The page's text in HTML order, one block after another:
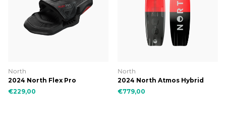
North
2024 North Flex Pro
€229,00
North
2024 North Atmos Hybrid
€779,00